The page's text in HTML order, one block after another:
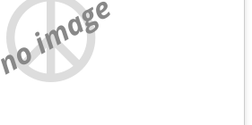
no image